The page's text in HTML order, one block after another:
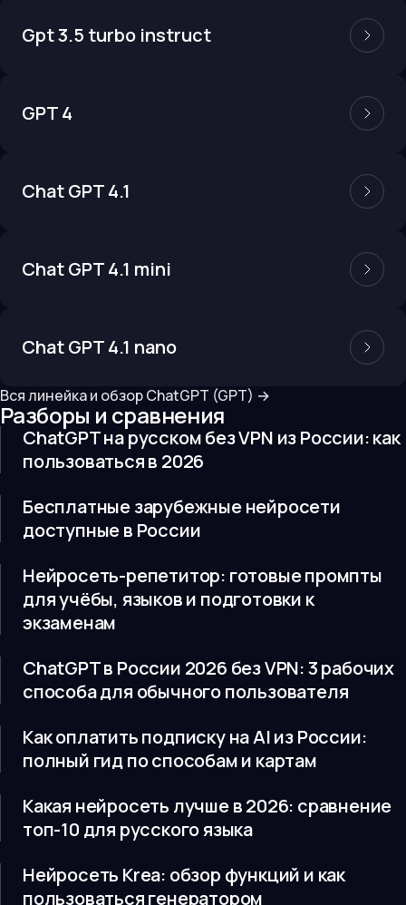
Gpt 3.5 turbo instruct
GPT 4
Chat GPT 4.1
Chat GPT 4.1 mini
Chat GPT 4.1 nano
Вся линейка и обзорChatGPT (GPT) →
Разборы и сравнения
ChatGPT на русском без VPN из России: как
пользоваться в 2026
Бесплатные зарубежные нейросети
доступные в России
Нейросеть-репетитор: готовые промпты
для учёбы, языков и подготовки к
экзаменам
ChatGPT в России 2026 без VPN: 3 рабочих
способа для обычного пользователя
Как оплатить подписку на AI из России:
полный гид по способам и картам
Какая нейросеть лучше в 2026: сравнение
топ-10 для русского языка
Нейросеть Krea: обзор функций и как
пользоваться генератором